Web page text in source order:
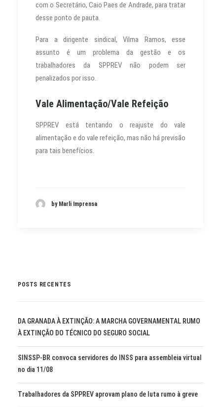
com o Secretário, Caio Paes de Andrade, para tratar
desse ponto de pauta.
Para a dirigente sindical, Vilma Ramos, esse
assunto é um problema da gestão e os
trabalhadores da SPPREV não podem ser
penalizados por isso.
Vale Alimentação/Vale Refeição
SPPREV está tentando o reajuste do vale
alimentação e do vale refeição, mas não há previsão
para tais benefícios.
by Marli Imprensa
POSTS RECENTES
DA GRANADA À EXTINÇÃO: A MARCHA GOVERNAMENTAL RUMO
À EXTINÇÃO DO TÉCNICO DO SEGURO SOCIAL
SINSSP-BR convoca servidores do INSS para assembleia virtual
no dia 11/08
Trabalhadores da SPPREV aprovam plano de luta rumo à greve